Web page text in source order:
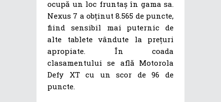
ocupă un loc fruntaș în gama sa.
Nexus 7 a obținut 8.565 de puncte,
fiind sensibil mai puternic de
alte tablete vândute la prețuri
apropiate. În coada
clasamentului se află Motorola
Defy XT cu un scor de 96 de
puncte.